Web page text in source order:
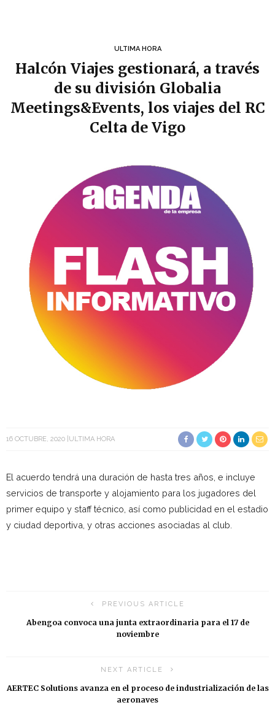
ULTIMA HORA
Halcón Viajes gestionará, a través
de su división Globalia
Meetings&Events, los viajes del RC
Celta de Vigo
16 OCTUBRE, 2020 ULTIMA HORA
El acuerdo tendrá una duración de hasta tres años, e incluye
servicios de transporte y alojamiento para los jugadores del
primer equipo y staff técnico, así como publicidad en el estadio
y ciudad deportiva, y otras acciones asociadas al club.
PREVIOUS ARTICLE
Abengoa convoca una junta extraordinaria para el 17 de
noviembre
NEXT ARTICLE
AERTEC Solutions avanza en el proceso de industrialización de las
aeronaves